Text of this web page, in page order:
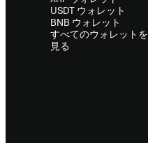
USDT ウォレット
BNB ウォレット
すべてのウォレットを
見る